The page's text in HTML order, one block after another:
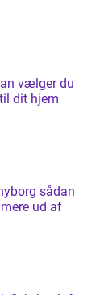
dit hjem
sådan
ud af